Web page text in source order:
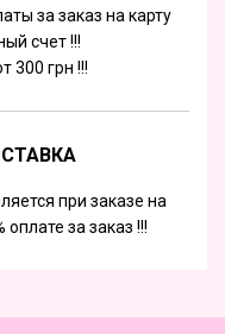
за заказ на карту
счет !!!
300 грн !!!
при заказе на
за заказ !!!